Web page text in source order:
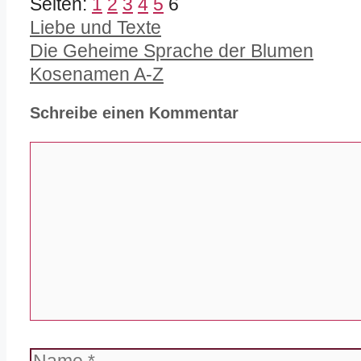
Kategorien
Liebe und Texte
Die Geheime Sprache der Blumen
Kosenamen A-Z
Schreibe einen Kommentar